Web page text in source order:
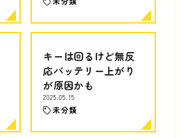
キーは回るけど無反
応バッテリー上がり
が原因かも
2025.05.15
未分類